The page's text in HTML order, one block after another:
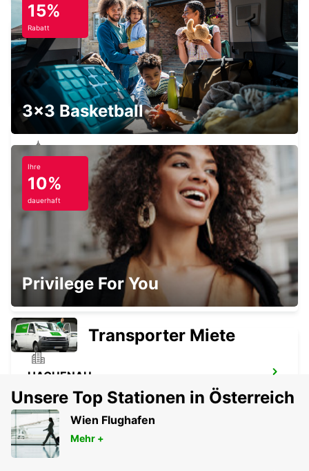
LANDAU
LANDAU - GERMANY
SAARBRÜCKEN STADT
SAARBRUECKEN - GERMANY
ST. WENDEL
ST WENDEL - GERMANY
HAGUENAU
HAGUENAU - FRANCE
15%
Rabatt
3x3 Basketball
Ihre
10%
dauerhaft
Privilege For You
Transporter Miete
Unsere Top Stationen in Österreich
Wien Flughafen
Mehr +